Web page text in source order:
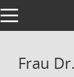
Toggle navigation
Frau